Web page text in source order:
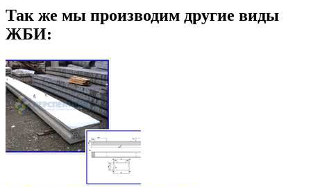
Так же мы производим другие виды
ЖБИ: